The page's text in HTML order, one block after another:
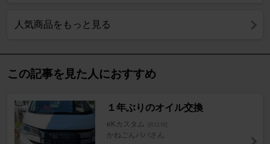
人気商品をもっと見る
この記事を見た人におすすめ
１年ぶりのオイル交換
eKカスタム [B11W]
かねごんパパさん